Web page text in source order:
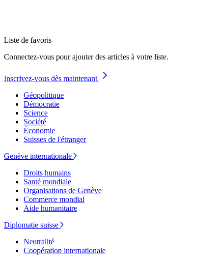
Liste de favoris
Connectez-vous pour ajouter des articles à votre liste.
Inscrivez-vous dès maintenant
Géopolitique
Démocratie
Science
Société
Économie
Suisses de l'étranger
Genève internationale
Droits humains
Santé mondiale
Organisations de Genève
Commerce mondial
Aide humanitaire
Diplomatie suisse
Neutralité
Coopération internationale